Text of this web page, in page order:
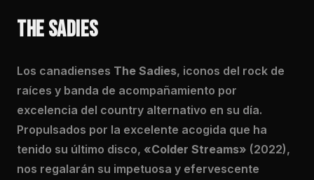
THE SADIES
Los canadienses The Sadies, iconos del rock de
raíces y banda de acompañamiento por
excelencia del country alternativo en su día.
Propulsados por la excelente acogida que ha
tenido su último disco, «Colder Streams» (2022),
nos regalarán su impetuosa y efervescente